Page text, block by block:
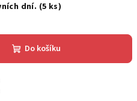
dní. (5 ks)
Do košíku